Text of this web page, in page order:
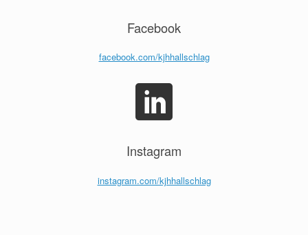
Facebook
facebook.com/kjhhallschlag
Instagram
instagram.com/kjhhallschlag